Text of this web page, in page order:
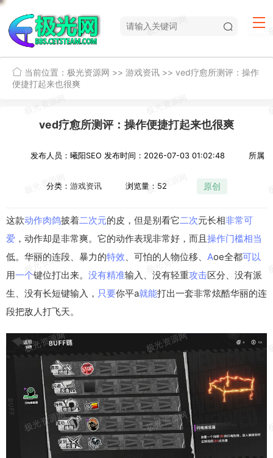
当前位置： 极光资源网 >> 游戏资讯 >> ved疗愈所测评：操作
便捷打起来也很爽
ved疗愈所测评：操作便捷打起来也很爽
发布人员：曦阳SEO 发布时间：2026-07-03 01:02:48 所属
分类： 游戏资讯 浏览量：52 原创
这款动作肉鸽披着二次元的皮，但是别看它二次元长相非常可
爱 ，动作却是非常爽。它的动作表现非常好，而且操作门槛相当
低。华丽的连段、暴力的特效 、可怕的人物位移、 Aoe全都可以
用一个键位打出来。 没有精准输入、没有轻重攻击区分、没有派
生、没有长短键输入， 只要你平a就能打出一套非常炫酷华丽的连
段把敌人打飞天。